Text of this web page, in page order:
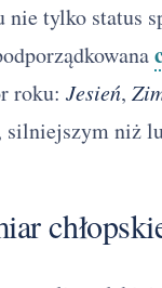
nie tylko status
roku: Jesień,
silniejszym niż